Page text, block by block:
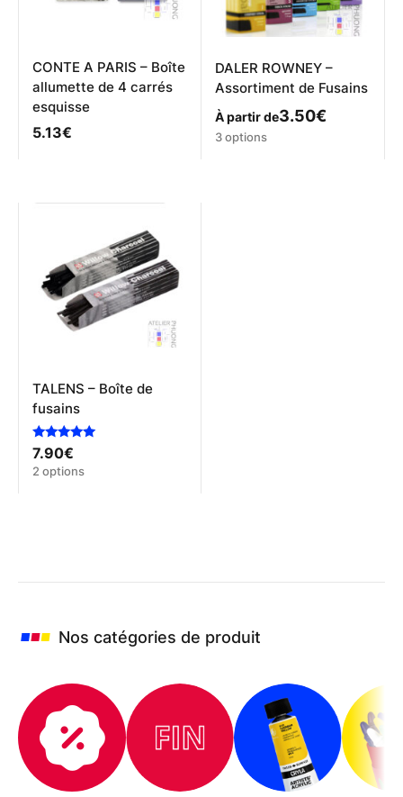
produit
CONTE A PARIS – Boîte
allumette de 4 carrés
esquisse
5.13€
DALER ROWNEY –
Assortiment de Fusains
À partir de3.50€
Ce
3 options
TALENS – Boîte de
fusains
Note
5.00
sur 5
7.90€
Ce
options
choisies
page
du
produit
2 options
Nos catégories de produit